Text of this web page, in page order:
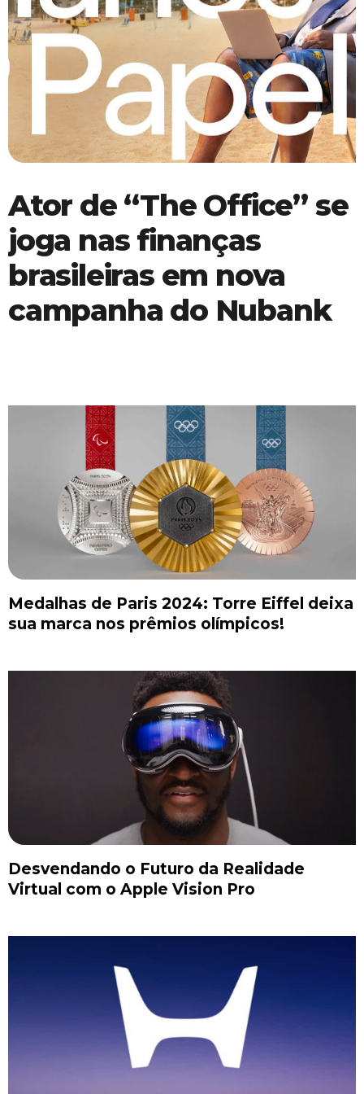
Ator de “The Office” se
joga nas finanças
brasileiras em nova
campanha do Nubank
Medalhas de Paris 2024: Torre Eiffel deixa
sua marca nos prêmios olímpicos!
Desvendando o Futuro da Realidade
Virtual com o Apple Vision Pro